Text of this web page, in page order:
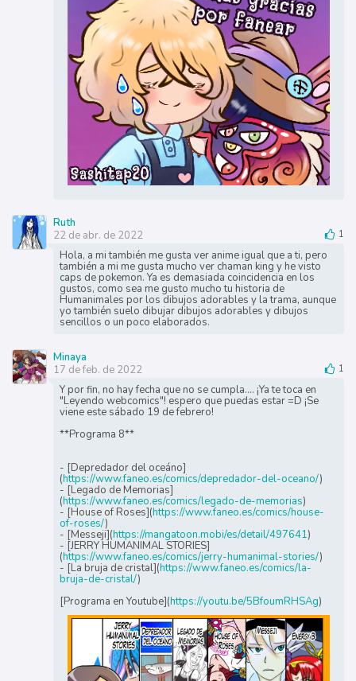
Ruth
22 de abr. de 2022
1
Hola, a mi también me gusta ver anime igual que a ti, pero
también a mi me gusta mucho ver chaman king y he visto
caps de pokemon. Ya es demasiada coincidencia en los
gustos, como sea me gusto mucho tu historia de
Humanimales por los dibujos adorables y la trama, aunque
yo también suelo dibujar dibujos adorables y dibujos
sencillos o un poco elaborados.
Minaya
17 de feb. de 2022
1
Y por fin, no hay fecha que no se cumpla.... ¡Ya te toca en
"Leyendo webcomics"! espero que puedas estar =D ¡Se
viene este sábado 19 de febrero!
**Programa 8**
- [Depredador del oceáno]
(https://www.faneo.es/comics/depredador-del-oceano/)
- [Legado de Memorias]
(https://www.faneo.es/comics/legado-de-memorias)
- [House of Roses](https://www.faneo.es/comics/house-
of-roses/)
- [Messeji](https://mangatoon.mobi/es/detail/497641)
- [JERRY HUMANIMAL STORIES]
(https://www.faneo.es/comics/jerry-humanimal-stories/)
- [La bruja de cristal](https://www.faneo.es/comics/la-
bruja-de-cristal/)
[Programa en Youtube](https://youtu.be/5BfoumRHSAg)